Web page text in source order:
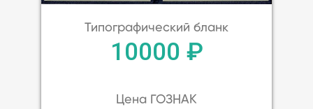
Типографический бланк
10000 ₽
Цена ГОЗНАК